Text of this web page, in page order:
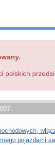
polskich
pojazdami